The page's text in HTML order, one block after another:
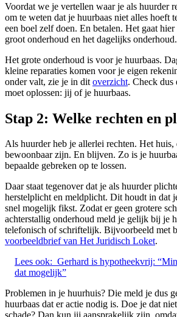
Voordat we je vertellen waar je als huurder
om te weten dat je huurbaas niet alles hoeft
een boel zelf doen. En betalen. Het gaat
groot onderhoud en het dagelijks onderhoud.
Het grote onderhoud is voor je huurbaas.
kleine reparaties komen voor je eigen
onder valt, zie je in dit overzicht. Check dus
moet oplossen: jij of je huurbaas.
Stap 2: Welke rechten en
Als huurder heb je allerlei rechten. Het
bewoonbaar zijn. En blijven. Zo is je
bepaalde gebreken op te lossen.
Daar staat tegenover dat je als huurder
herstelplicht en meldplicht. Dit houdt in dat
snel mogelijk fikst. Zodat er geen grotere
achterstallig onderhoud meld je gelijk bij je
telefonisch of schriftelijk. Bijvoorbeeld met
voorbeeldbrief van Het Juridisch Loket.
Lees ook: Gerhard is hypotheekvrij:
dat mogelijk”
Problemen in je huurhuis? Die meld je dus
huurbaas dat er actie nodig is. Doe je dat